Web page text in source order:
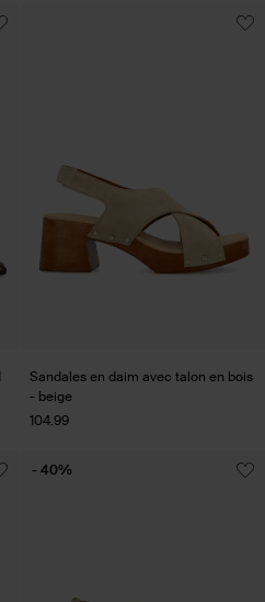
Sandales en daim avec talon en bois
- beige
104.99
- 40%